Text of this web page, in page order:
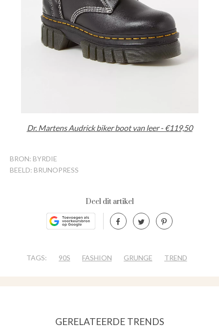
Dr. Martens Audrick biker boot van leer - €119,50
BRON: BYRDIE
BEELD: BRUNOPRESS
Deel dit artikel
TAGS: 90S FASHION GRUNGE TREND
GERELATEERDE TRENDS